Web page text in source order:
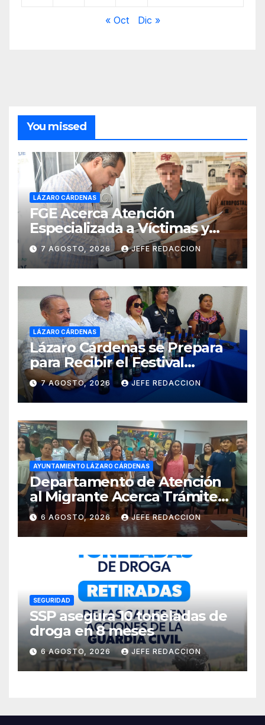
« Oct Dic »
You missed
LÁZARO CÁRDENAS
FGE Acerca Atención
Especializada a Víctimas y
Ciudadanía de Coalcomán
7 AGOSTO, 2026 JEFE REDACCION
LÁZARO CÁRDENAS
Lázaro Cárdenas se Prepara
para Recibir el Festival
Internacional de la Cerveza
Costa de Michoacán 2026
7 AGOSTO, 2026 JEFE REDACCION
AYUNTAMIENTO LÁZARO CÁRDENAS
Departamento de Atención
al Migrante Acerca Trámite
de Pasaportes
Estadounidenses a
Residentes de Lázaro
Cárdenas
6 AGOSTO, 2026 JEFE REDACCION
SEGURIDAD
SSP asegura 10 toneladas de
droga en 8 meses
6 AGOSTO, 2026 JEFE REDACCION